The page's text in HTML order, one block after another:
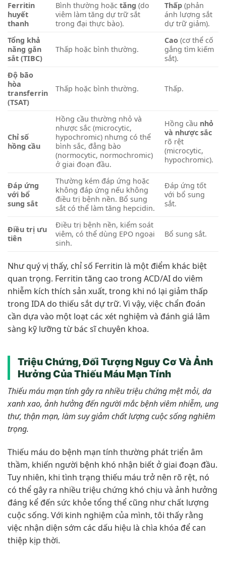
Ferritin
huyết
thanh
Bình thường hoặctăng (do
viêm làm tăng dự trữ sắt
trong đại thực bào).
Thấp (phản
ánh lượng sắt
dự trữ giảm).
Tổng khả
năng gắn
sắt (TIBC)
Thấp hoặc bình thường.
Cao (cơ thể cố
gắng tìm kiếm
sắt).
Độ bão
hòa
transferrin
(TSAT)
Thấp hoặc bình thường. Thấp.
Chỉ số
hồng cầu
Hồng cầu thường nhỏ và
nhược sắc (microcytic,
hypochromic) nhưng có thể
bình sắc, đẳng bào
(normocytic, normochromic)
ở giai đoạn đầu.
Hồng cầu nhỏ
và nhược sắc
rõ rệt
(microcytic,
hypochromic).
Đáp ứng
với bổ
sung sắt
Thường kém đáp ứng hoặc
không đáp ứng nếu không
điều trị bệnh nền. Bổ sung
sắt có thể làm tăng hepcidin.
Đáp ứng tốt
với bổ sung
sắt.
Điều trị ưu
tiên
Điều trị bệnh nền, kiểm soát
viêm, có thể dùng EPO ngoại
sinh.
Bổ sung sắt.
Như quý vị thấy, chỉ số Ferritin là một điểm khác biệt
quan trọng. Ferritin tăng cao trong ACD/AI do viêm
nhiễm kích thích sản xuất, trong khi nó lại giảm thấp
trong IDA do thiếu sắt dự trữ. Vì vậy, việc chẩn đoán
cần dựa vào một loạt các xét nghiệm và đánh giá lâm
sàng kỹ lưỡng từ bác sĩ chuyên khoa.
Triệu Chứng, Đối Tượng Nguy Cơ Và Ảnh
Hưởng Của Thiếu Máu Mạn Tính
Thiếu máu mạn tính gây ra nhiều triệu chứng mệt mỏi, da
xanh xao, ảnh hưởng đến người mắc bệnh viêm nhiễm, ung
thư, thận mạn, làm suy giảm chất lượng cuộc sống nghiêm
trọng.
Thiếu máu do bệnh mạn tính thường phát triển âm
thầm, khiến người bệnh khó nhận biết ở giai đoạn đầu.
Tuy nhiên, khi tình trạng thiếu máu trở nên rõ rệt, nó
có thể gây ra nhiều triệu chứng khó chịu và ảnh hưởng
đáng kể đến sức khỏe tổng thể cũng như chất lượng
cuộc sống. Với kinh nghiệm của mình, tôi thấy rằng
việc nhận diện sớm các dấu hiệu là chìa khóa để can
thiệp kịp thời.